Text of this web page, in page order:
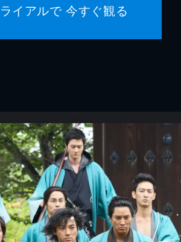
イアルで 今すぐ観る